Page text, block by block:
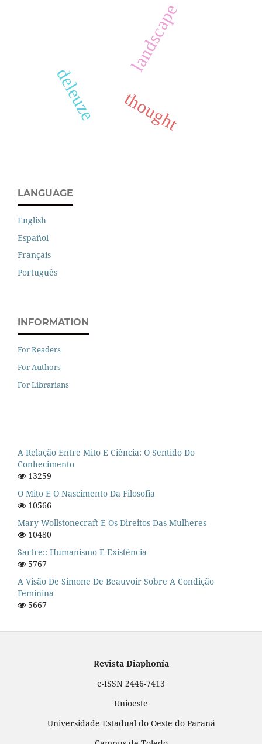
deleuze
landscape
thought
LANGUAGE
English
Español
Français
Português
INFORMATION
For Readers
For Authors
For Librarians
A Relação Entre Mito E Ciência: O Sentido Do
Conhecimento
13259
O Mito E O Nascimento Da Filosofia
10566
Mary Wollstonecraft E Os Direitos Das Mulheres
10480
Sartre:: Humanismo E Existência
5767
A Visão De Simone De Beauvoir Sobre A Condição
Feminina
5667
Revista Diaphonía
e-ISSN 2446-7413
Unioeste
Universidade Estadual do Oeste do Paraná